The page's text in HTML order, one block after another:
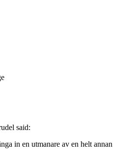
said:
in en utmanare av en helt annan